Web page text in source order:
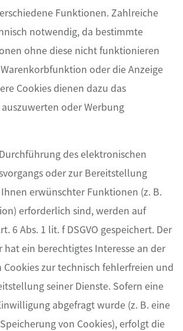
Funktionen. Zahlreiche
notwendig, da bestimmte
ohne diese nicht funktionieren
oder die Anzeige
Cookies dienen dazu das
oder Werbung
des elektronischen
oder zur Bereitstellung
erwünschter Funktionen (z. B.
erforderlich sind, werden auf
6 Abs. 1 lit. f DSGVO gespeichert. Der
hat ein berechtigtes Interesse an der
Cookies zur technisch fehlerfreien und
seiner Dienste. Sofern eine
abgefragt wurde (z. B. eine
von Cookies), erfolgt die